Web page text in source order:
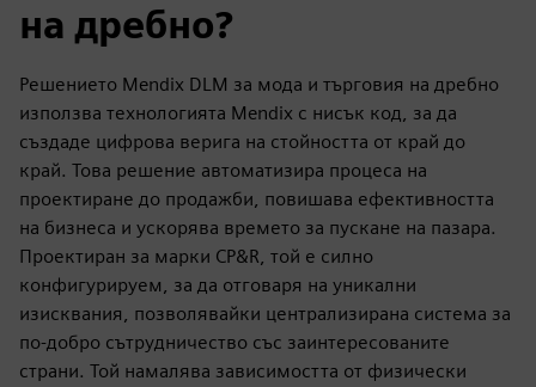
на дребно?
Решението Mendix DLM за мода и търговия на дребно
използва технологията Mendix с нисък код, за да
създаде цифрова верига на стойността от край до
край. Това решение автоматизира процеса на
проектиране до продажби, повишава ефективността
на бизнеса и ускорява времето за пускане на пазара.
Проектиран за марки CP&R, той е силно
конфигурируем, за да отговаря на уникални
изисквания, позволявайки централизирана система за
по-добро сътрудничество със заинтересованите
страни. Той намалява зависимостта от физически